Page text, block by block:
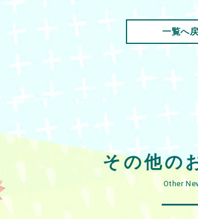
一覧へ
その他の
Other